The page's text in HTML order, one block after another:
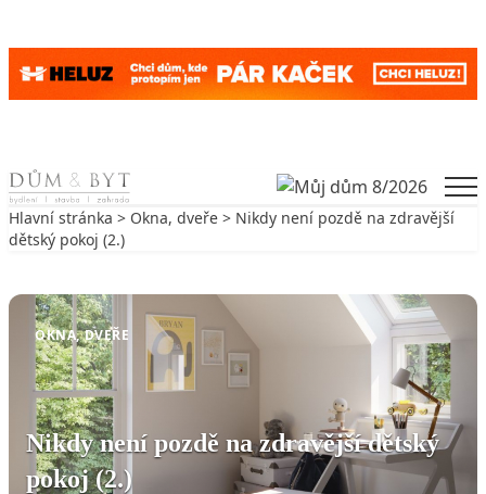
Skip to content
Hlavní stránka > Okna, dveře > Nikdy není pozdě na zdravější
dětský pokoj (2.)
OKNA, DVEŘE
Nikdy není pozdě na zdravější dětský
pokoj (2.)